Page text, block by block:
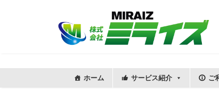
ホーム サービス紹介 ご